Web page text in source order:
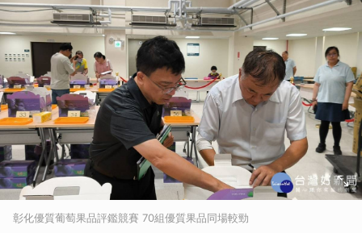
彰化優質葡萄果品評鑑競賽 70組優質果品同場較勁